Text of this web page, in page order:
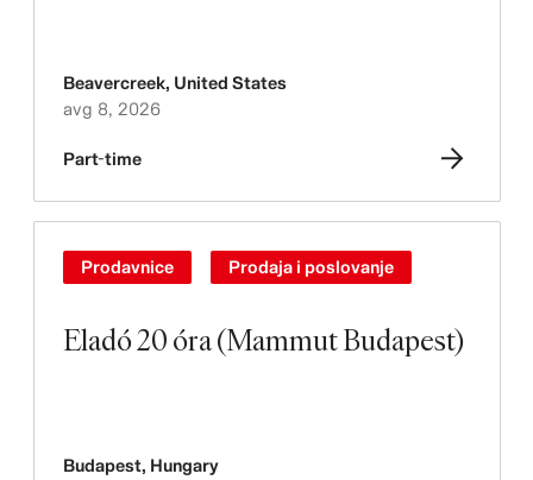
Beavercreek, United States
avg 8, 2026
Part-time
Eladó 20 óra (Mammut Budapest)
Prodavnice Prodaja i poslovanje
Budapest, Hungary